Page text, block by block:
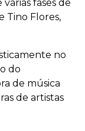
fases de
Tino Flores,
no
do
de música
de artistas